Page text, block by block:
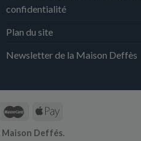
confidentialité
Plan du site
Newsletter de la Maison Deffès
Maison Deffés.